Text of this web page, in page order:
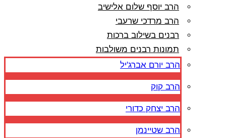
הרב יוסף שלום אלישיב
הרב מרדכי שרעבי
רבנים בשילוב ברכות
תמונות רבנים משולבות
הרב יורם אברג'יל
הרב קוק
הרב יצחק כדורי
הרב שטיינמן